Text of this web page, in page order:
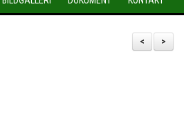
>
<